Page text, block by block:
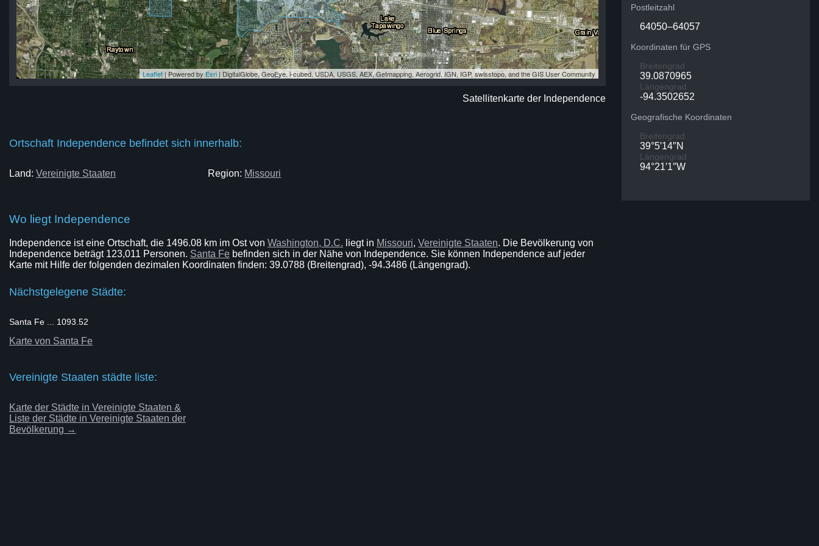
Leaflet| Powered by Esri| DigitalGlobe, GeoEye, i-cubed, USDA, USGS, AEX, Getmapping, Aerogrid, IGN, IGP, swisstopo, and the GIS User Community
Satellitenkarte der Independence
Postleitzahl
64050–64057
Koordinaten für GPS
Breitengrad
39.0870965
Längengrad
-94.3502652
Geografische Koordinaten
Breitengrad
39°5′14″N
Längengrad
94°21′1″W
Ortschaft Independence befindet sich innerhalb:
Land: Vereinigte Staaten Region: Missouri
Wo liegt Independence
Independence ist eine Ortschaft, die 1496.08 km im Ost von Washington, D.C. liegt in Missouri, Vereinigte Staaten. Die Bevölkerung von
Independence beträgt 123,011 Personen. Santa Fe befinden sich in der Nähe von Independence. Sie können Independence auf jeder
Karte mit Hilfe der folgenden dezimalen Koordinaten finden: 39.0788 (Breitengrad), -94.3486 (Längengrad).
Nächstgelegene Städte:
Santa Fe ... 1093.52
Karte von Santa Fe
Vereinigte Staaten städte liste:
Karte der Städte in Vereinigte Staaten &
Liste der Städte in Vereinigte Staaten der
Bevölkerung →